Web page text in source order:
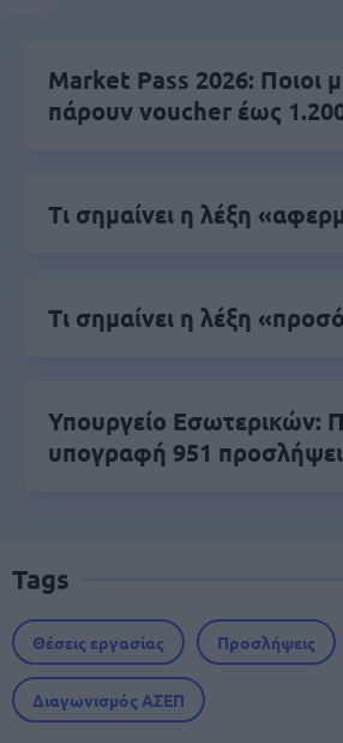
Market Pass 2026: Ποιοι
πάρουν voucher έως
Τι σημαίνει η λέξη
Τι σημαίνει η λέξη
Υπουργείο Εσωτερικών:
υπογραφή 951
Tags
Θέσεις εργασίας Προσλήψεις
Διαγωνισμός ΑΣΕΠ